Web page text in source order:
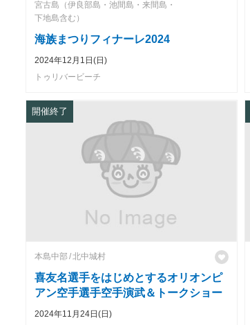
宮古島（伊良部島・池間島・来間島・
下地島含む）
海族まつりフィナーレ2024
2024年12月1日(日)
トゥリバービーチ
開催終了
本島中部 北中城村
喜友名選手をはじめとするオリオンピ
アン空手選手空手演武＆トークショー
2024年11月24日(日)